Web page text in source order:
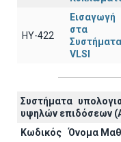
ΗΥ-422
Εισαγωγή
στα
Συστήματα
VLSI
Συστήματα
υψηλών επιδόσεων
Κωδικός
Όνομα